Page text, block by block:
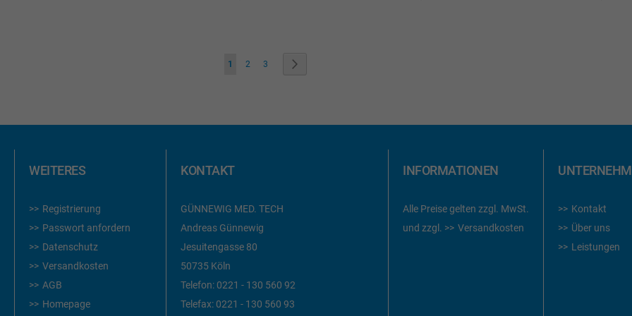
Seite
Sie lesen gerade die Seite
1 Seite
2 Seite
3
WEITERES
Registrierung
Passwort anfordern
Datenschutz
Versandkosten
AGB
Homepage
KONTAKT
GÜNNEWIG MED. TECH
Andreas Günnewig
Jesuitengasse 80
50735 Köln
Telefon: 0221 - 130 560 92
Telefax: 0221 - 130 560 93
INFORMATIONEN
Alle Preise gelten zzgl. MwSt.
und zzgl.
Versandkosten
Kontakt
Über uns
Leistungen